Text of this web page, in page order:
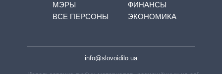
МЭРЫ
ВСЕ ПЕРСОНЫ
ФИНАНСЫ
ЭКОНОМИКА
info@slovoidilo.ua